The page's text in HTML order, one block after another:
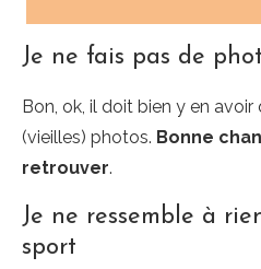
Je ne fais pas de
Bon, ok, il doit bien y en
(vieilles) photos. Bonne
retrouver.
Je ne ressemble à
sport